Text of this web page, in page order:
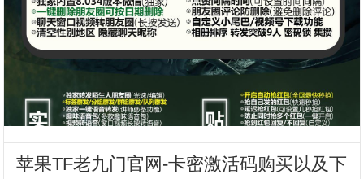
苹果TF老九门官网-卡密激活码购买以及下